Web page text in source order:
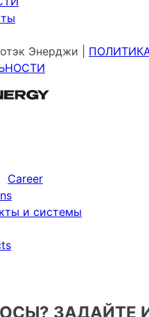
Энерджи
Career
и системы
ЗАДАЙТЕ